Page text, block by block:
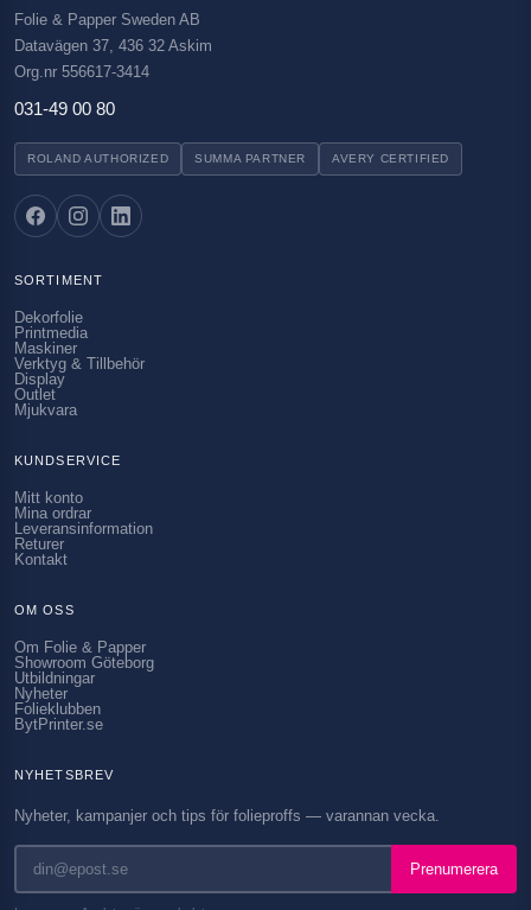
Folie & Papper Sweden AB
Datavägen 37, 436 32 Askim
Org.nr 556617-3414
031-49 00 80
ROLAND AUTHORIZED SUMMA PARTNER AVERY CERTIFIED
SORTIMENT
Dekorfolie
Printmedia
Maskiner
Verktyg & Tillbehör
Display
Outlet
Mjukvara
KUNDSERVICE
Mitt konto
Mina ordrar
Leveransinformation
Returer
Kontakt
OM OSS
Om Folie & Papper
Showroom Göteborg
Utbildningar
Nyheter
Folieklubben
BytPrinter.se
NYHETSBREV
Nyheter, kampanjer och tips för folieproffs — varannan vecka.
Prenumerera